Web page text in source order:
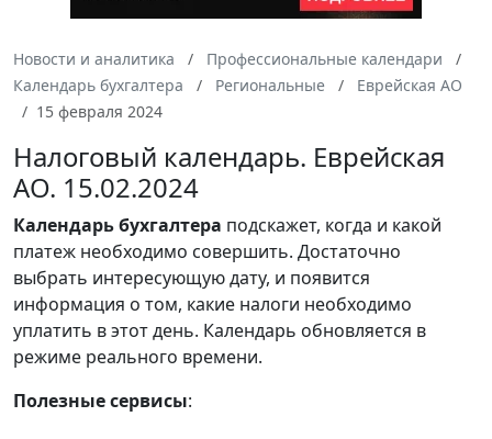
Новости и аналитика
Профессиональные календари
Календарь бухгалтера
Региональные
Еврейская АО
15 февраля 2024
Налоговый календарь. Еврейская
АО. 15.02.2024
Календарьбухгалтера подскажет, когда и какой
платеж необходимо совершить. Достаточно
выбрать интересующую дату, и появится
информация о том, какие налоги необходимо
уплатить в этот день. Календарь обновляется в
режиме реального времени.
Полезные сервисы: